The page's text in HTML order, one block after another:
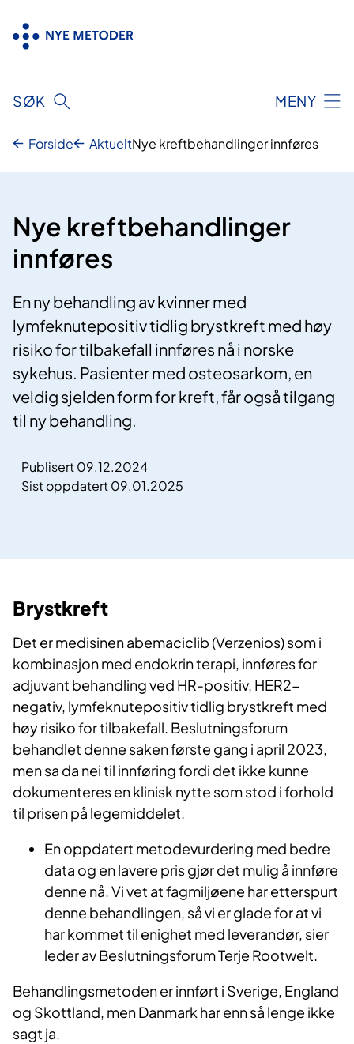
innhold
SØK MENY
Forside AktueltNye kreftbehandlinger innføres
Nye kreftbehandlinger
innføres
En ny behandling av kvinner med
lymfeknutepositiv tidlig brystkreft med høy
risiko for tilbakefall innføres nå i norske
sykehus. Pasienter med osteosarkom, en
veldig sjelden form for kreft, får også tilgang
til ny behandling.
Publisert 09.12.2024
Sist oppdatert 09.01.2025
Brystkreft
Det er medisinen abemaciclib (Verzenios) som i
kombinasjon med endokrin terapi, innføres for
adjuvant behandling ved HR-positiv, HER2-
negativ, lymfeknutepositiv tidlig brystkreft med
høy risiko for tilbakefall. Beslutningsforum
behandlet denne saken første gang i april 2023,
men sa da nei til innføring fordi det ikke kunne
dokumenteres en klinisk nytte som stod i forhold
til prisen på legemiddelet.
En oppdatert metodevurdering med bedre
data og en lavere pris gjør det mulig å innføre
denne nå. Vi vet at fagmiljøene har etterspurt
denne behandlingen, så vi er glade for at vi
har kommet til enighet med leverandør, sier
leder av Beslutningsforum Terje Rootwelt.
Behandlingsmetoden er innført i Sverige, England
og Skottland, men Danmark har enn så lenge ikke
sagt ja.